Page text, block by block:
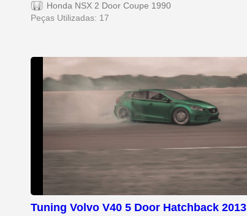
Honda NSX 2 Door Coupe 1990
Peças Utilizadas: 17
Tuning Volvo V40 5 Door Hatchback 2013